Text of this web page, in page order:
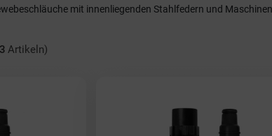
mit innenliegenden Stahlfedern und
3 Artikeln)